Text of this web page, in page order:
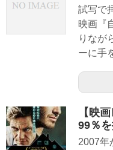
試写で
映画『
りなが
ーに手
【映
99％
2007年